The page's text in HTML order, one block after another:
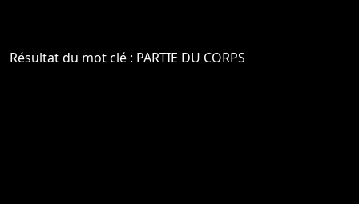
Résultat du mot clé : PARTIE DU CORPS